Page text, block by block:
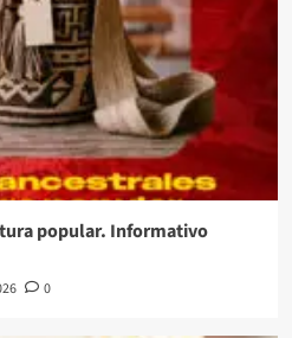
popular. Informativo
0